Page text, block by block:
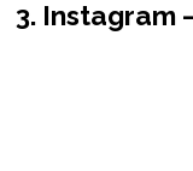
3. Instagram